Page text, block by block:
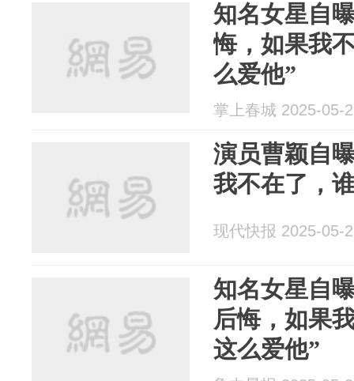
知名女星自
悔，如果我
么爱他”
掌上春城 2025-05-
演员曹颖自
我不在了，
现代快报 2025-05-
知名女星自
后悔，如果
这么爱他”